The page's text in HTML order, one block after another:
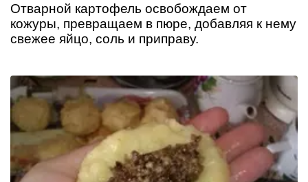
Отварной картофель освобождаем от
кожуры, превращаем в пюре, добавляя к нему
свежее яйцо, соль и приправу.